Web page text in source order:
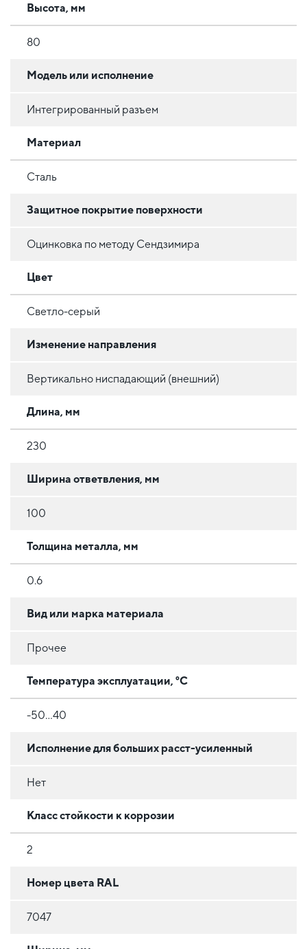
Высота, мм
80
Модель или исполнение
Интегрированный разъем
Материал
Сталь
Защитное покрытие поверхности
Оцинковка по методу Сендзимира
Цвет
Светло-серый
Изменение направления
Вертикально ниспадающий (внешний)
Длина, мм
230
Ширина ответвления, мм
100
Толщина металла, мм
0.6
Вид или марка материала
Прочее
Температура эксплуатации, °C
-50...40
Исполнение для больших расст-усиленный
Нет
Класс стойкости к коррозии
2
Номер цвета RAL
7047